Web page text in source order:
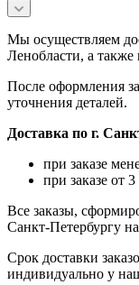
Мы осуществляем
Ленобласти, а также
После оформления
уточнения деталей.
Доставка по г.
при заказе
при заказе от
Все заказы,
Санкт-Петербургу
Срок доставки
индивидуально у